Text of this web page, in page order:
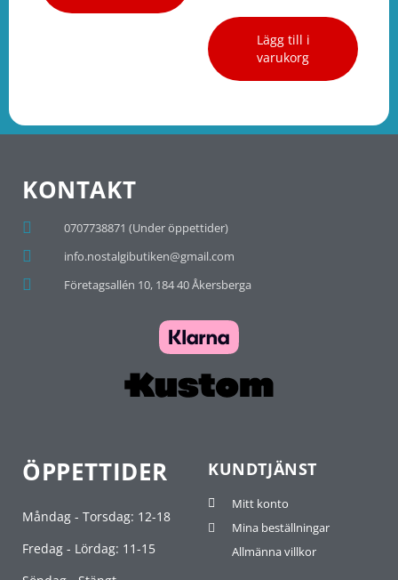
Lägg till i
varukorg
KONTAKT
0707738871 (Under öppettider)
info.nostalgibutiken@gmail.com
Företagsallén 10, 184 40 Åkersberga
ÖPPETTIDER
Måndag - Torsdag: 12-18
Fredag - Lördag: 11-15
KUNDTJÄNST
Mitt konto
Mina beställningar
Allmänna villkor